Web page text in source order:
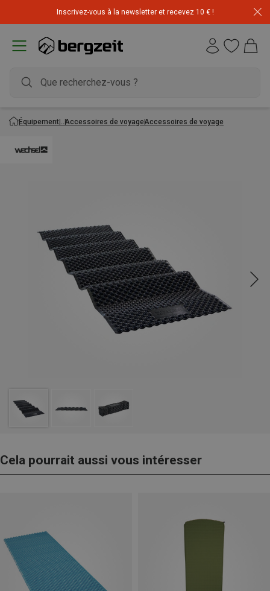
Inscrivez-vous à la newsletter et recevez 10 € !
Équipement Accessoires de voyageAccessoires de voyage
Cela pourrait aussi vous intéresser